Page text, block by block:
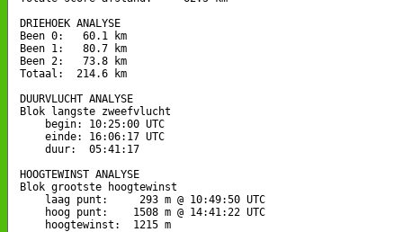
DRIEHOEK ANALYSE
Been 0:   60.1 km
Been 1:   80.7 km
Been 2:   73.8 km
Totaal:  214.6 km
DUURVLUCHT ANALYSE
Blok langste zweefvlucht
    begin: 10:25:00 UTC
    einde: 16:06:17 UTC
    duur:  05:41:17
HOOGTEWINST ANALYSE
Blok grootste hoogtewinst
    laag punt:     293 m @ 10:49:50 UTC
    hoog punt:    1508 m @ 14:41:22 UTC
    hoogtewinst:  1215 m